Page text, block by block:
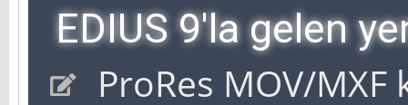
EDIUS 9'la gelen
ProRes MOV/